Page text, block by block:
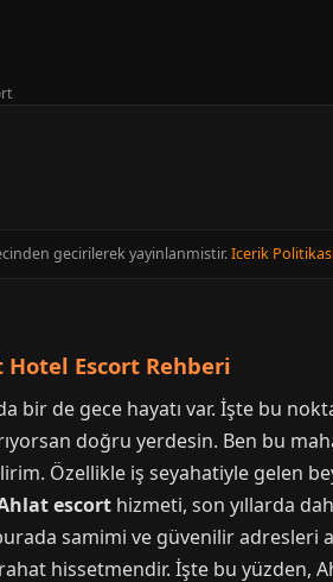
gecirilerek yayinlanmistir.Icerik
Hotel Escort Rehberi
de gece hayatı var. İşte bu
doğru yerdesin. Ben bu
Özellikle iş seyahatiyle gelen
escort hizmeti, son yıllarda
samimi ve güvenilir adresleri
hissetmendir. İşte bu yüzden,